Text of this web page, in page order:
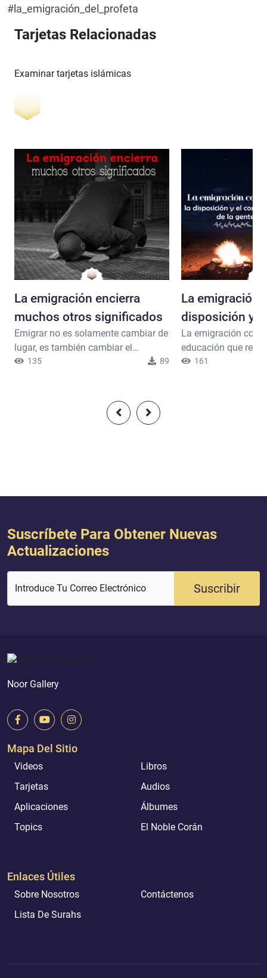
#la_emigración_del_profeta
Tarjetas Relacionadas
Examinar tarjetas islámicas
La emigración encierra
muchos otros significados
Emigrar no es solamente cambiar de
lugar, es también cambiar el
comportamiento, dejar los pecados,
135 89
La emigración
disposición y el
compromiso
La emigración
educación que
sahaba, su
161
Suscríbete Para Obtener Nuevas
Actualizaciones
Introduce Tu Correo Electrónico Suscribir
Noor Gallery
Mapa Del Sitio
Videos
Libros
Tarjetas
Audios
Aplicaciones
Álbumes
Topics
El Noble Corán
Enlaces Útiles
Sobre Nosotros
Contáctenos
Lista De Surahs